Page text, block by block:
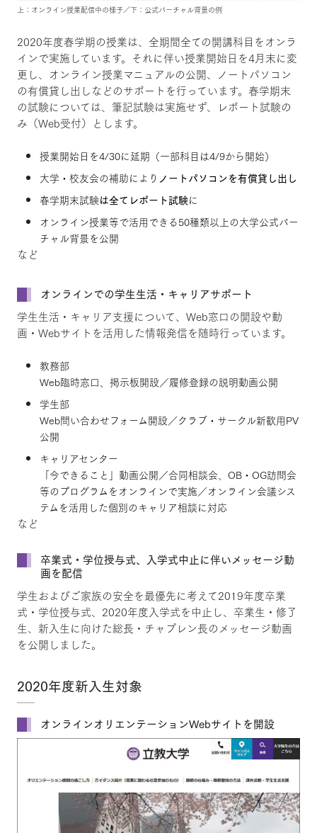
上：オンライン授業配信中の様子／下：公式バーチャル背景の例
2020年度春学期の授業は、全期間全ての開講科目をオンラ
インで実施しています。それに伴い授業開始日を4月末に変
更し、オンライン授業マニュアルの公開、ノートパソコン
の有償貸し出しなどのサポートを行っています。春学期末
の試験については、筆記試験は実施せず、レポート試験の
み（Web受付）とします。
授業開始日を4/30に延期（一部科目は4/9から開始）
大学・校友会の補助により ノートパソコンを有償貸し出し
春学期末試験は全てレポート試験に
オンライン授業等で活用できる50種類以上の大学公式バー
チャル背景を公開
など
オンラインでの学生生活・キャリアサポート
学生生活・キャリア支援について、Web窓口の開設や動
画・Webサイトを活用した情報発信を随時行っています。
教務部
Web臨時窓口、掲示板開設／履修登録の説明動画公開
学生部
Web問い合わせフォーム開設／クラブ・サークル新歓用PV
公開
キャリアセンター
「今できること」動画公開／合同相談会、OB・OG訪問会
等のプログラムをオンラインで実施／オンライン会議シス
テムを活用した個別のキャリア相談に対応
など
卒業式・学位授与式、入学式中止に伴いメッセージ動
画を配信
学生およびご家族の安全を最優先に考えて2019年度卒業
式・学位授与式、2020年度入学式を中止し、卒業生・修了
生、新入生に向けた総長・チャプレン長のメッセージ動画
を公開しました。
2020年度新入生対象
オンラインオリエンテーションWebサイトを開設